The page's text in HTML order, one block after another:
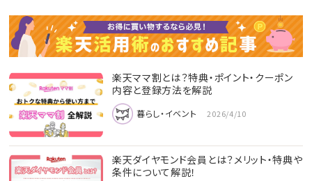
楽天ママ割とは？特典・ポイント・クーポン
内容と登録方法を解説
暮らし・イベント 2026/4/10
楽天ダイヤモンド会員とは？メリット・特典や
条件について解説！